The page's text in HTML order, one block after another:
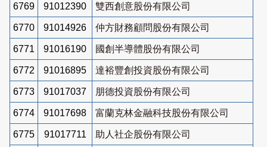
6769 91012390 雙西創意股份有限公司
6770 91014926 仲方財務顧問股份有限公司
6771 91016190 國創半導體股份有限公司
6772 91016895 達裕豐創投資股份有限公司
6773 91017037 朋德投資股份有限公司
6774 91017698 富蘭克林金融科技股份有限公司
6775 91017711 助人社企股份有限公司